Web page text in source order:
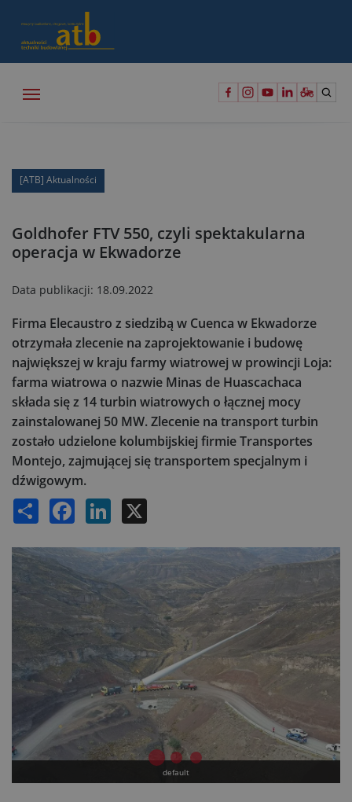
[ATB] Aktualności
Goldhofer FTV 550, czyli spektakularna
operacja w Ekwadorze
Data publikacji: 18.09.2022
Firma Elecaustro z siedzibą w Cuenca w Ekwadorze
otrzymała zlecenie na zaprojektowanie i budowę
największej w kraju farmy wiatrowej w prowincji Loja:
farma wiatrowa o nazwie Minas de Huascachaca
składa się z 14 turbin wiatrowych o łącznej mocy
zainstalowanej 50 MW. Zlecenie na transport turbin
zostało udzielone kolumbijskiej firmie Transportes
Montejo, zajmującej się transportem specjalnym i
dźwigowym.
Share Facebook LinkedIn
default
default